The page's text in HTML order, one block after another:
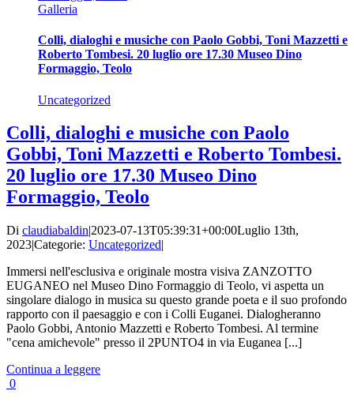
Galleria
Colli, dialoghi e musiche con Paolo Gobbi, Toni Mazzetti e
Roberto Tombesi. 20 luglio ore 17.30 Museo Dino
Formaggio, Teolo
Uncategorized
Colli, dialoghi e musiche con Paolo
Gobbi, Toni Mazzetti e Roberto Tombesi.
20 luglio ore 17.30 Museo Dino
Formaggio, Teolo
Di claudiabaldin|2023-07-13T05:39:31+00:00Luglio 13th,
2023|Categorie: Uncategorized|
Immersi nell'esclusiva e originale mostra visiva ZANZOTTO
EUGANEO nel Museo Dino Formaggio di Teolo, vi aspetta un
singolare dialogo in musica su questo grande poeta e il suo profondo
rapporto con il paesaggio e con i Colli Euganei. Dialogheranno
Paolo Gobbi, Antonio Mazzetti e Roberto Tombesi. Al termine
"cena amichevole" presso il 2PUNTO4 in via Euganea [...]
Continua a leggere
0